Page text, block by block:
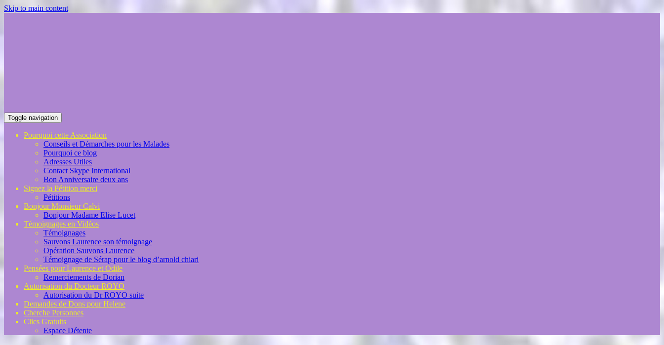
Skip to main content
Toggle navigation
Pourquoi cette Association
Conseils et Démarches pour les Malades
Pourquoi ce blog
Adresses Utiles
Contact Skype International
Bon Anniversaire deux ans
Signez la Pétition merci
Pétitions
Bonjour Monsieur Calvi
Bonjour Madame Elise Lucet
Témoignages en Vidéos
Témoignages
Sauvons Laurence son témoignage
Opération Sauvons Laurence
Témoignage de Sérap pour le blog d’arnold chiari
Pensées pour Laurence et Odile
Remerciements de Dorian
Autorisation du Docteur ROYO
Autorisation du Dr ROYO suite
Demandes de Dons pour Helene
Cherche Personnes
Clics Gratuits
Espace Détente